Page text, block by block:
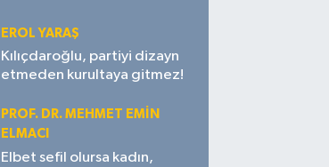
EROL YARAŞ
Kılıçdaroğlu, partiyi dizayn
etmeden kurultaya gitmez!
PROF. DR. MEHMET EMIN
ELMACI
Elbet sefil olursa kadın,